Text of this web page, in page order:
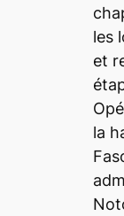
les
et
la